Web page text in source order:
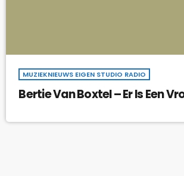
MUZIEKNIEUWS EIGEN STUDIO RADIO
Bertie Van Boxtel – Er Is Een